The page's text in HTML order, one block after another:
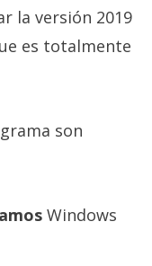
la versión 2019
es totalmente
son
Windows